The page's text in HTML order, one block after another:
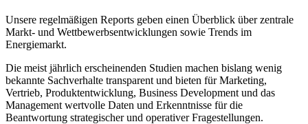
Unsere regelmäßigen Reports geben einen Überblick über zentrale
Markt- und Wettbewerbsentwicklungen sowie Trends im
Energiemarkt.
Die meist jährlich erscheinenden Studien machen bislang wenig
bekannte Sachverhalte transparent und bieten für Marketing,
Vertrieb, Produktentwicklung, Business Development und das
Management wertvolle Daten und Erkenntnisse für die
Beantwortung strategischer und operativer Fragestellungen.